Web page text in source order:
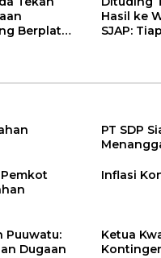
Berplat
Hasil ke
SJAP:
PT SDP
Pemkot
Inflasi
Puuwatu:
Dugaan
Ketua